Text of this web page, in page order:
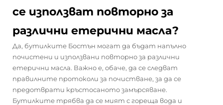
се използват повторно за
различни етерични масла?
Да, бутилките Бостън могат да бъдат напълно
почистени и използвани повторно за различни
етерични масла. Важно е, обаче, да се следват
правилните протоколи за почистване, за да се
предотврати кръстосаното замърсяване.
Бутилките трябва да се мият с гореща вода и